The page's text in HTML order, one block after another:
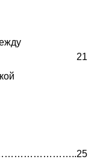
21
……………………..25